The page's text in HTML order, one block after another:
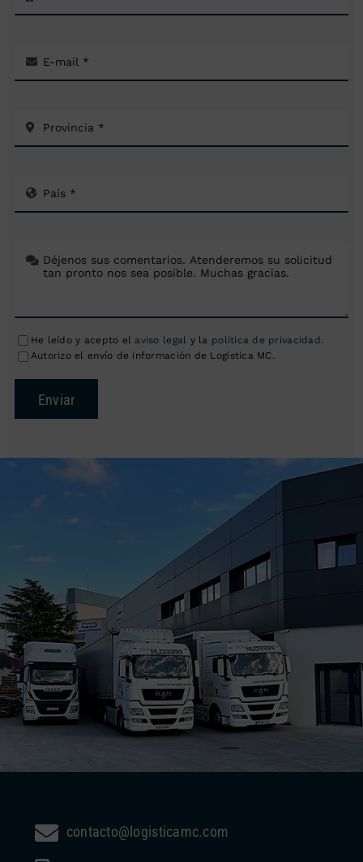
contacto@logisticamc.com
He leído y acepto el aviso legal y la política de privacidad.
Autorizo el envío de información de Logística MC.
Enviar